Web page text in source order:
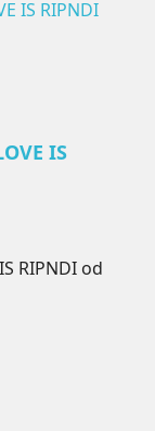
IS
RIPNDI od